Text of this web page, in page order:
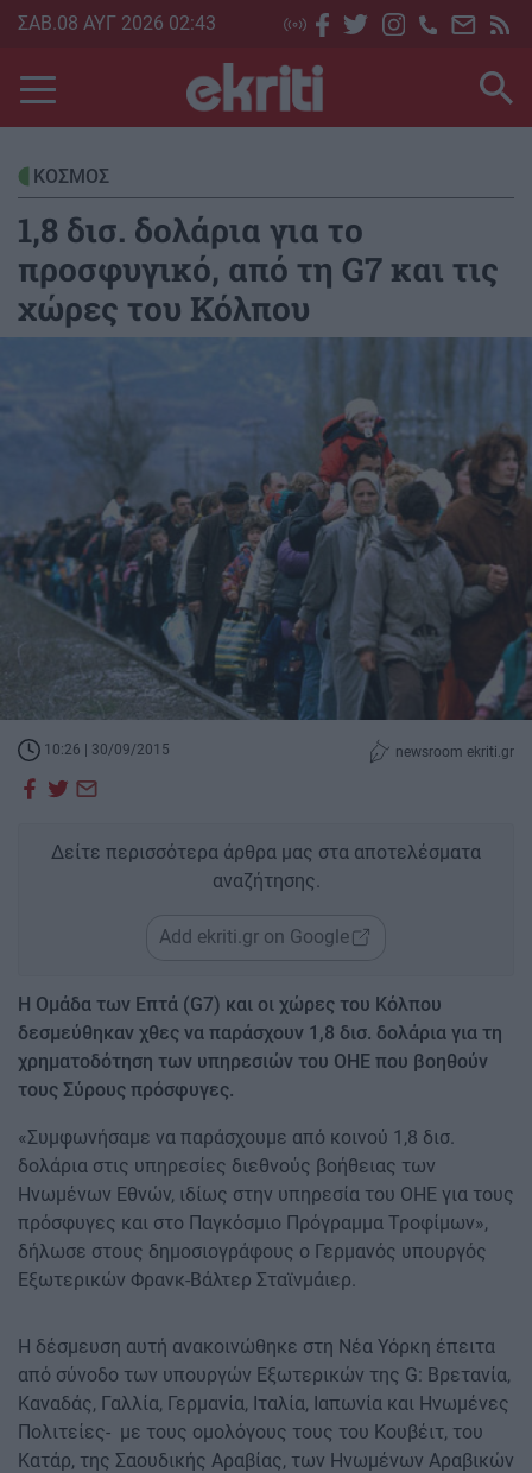
Skip
main
content
ΣΑΒ.08 ΑΥΓ 2026 02:43
ΚΟΣΜΟΣ
1,8 δισ. δολάρια για το
προσφυγικό, από τη G7 και τις
χώρες του Κόλπου
10:26 | 30/09/2015 newsroom ekriti.gr
Δείτε περισσότερα άρθρα μας στα αποτελέσματα
αναζήτησης.
Add ekriti.gr on Google
Η Ομάδα των Επτά (G7) και οι χώρες του Κόλπου
δεσμεύθηκαν χθες να παράσχουν 1,8 δισ. δολάρια για τη
χρηματοδότηση των υπηρεσιών του ΟΗΕ που βοηθούν
τους Σύρους πρόσφυγες.
«Συμφωνήσαμε να παράσχουμε από κοινού 1,8 δισ.
δολάρια στις υπηρεσίες διεθνούς βοήθειας των
Ηνωμένων Εθνών, ιδίως στην υπηρεσία του ΟΗΕ για τους
πρόσφυγες και στο Παγκόσμιο Πρόγραμμα Τροφίμων»,
δήλωσε στους δημοσιογράφους ο Γερμανός υπουργός
Εξωτερικών Φρανκ-Βάλτερ Σταϊνμάιερ.
Η δέσμευση αυτή ανακοινώθηκε στη Νέα Υόρκη έπειτα
από σύνοδο των υπουργών Εξωτερικών της G: Βρετανία,
Καναδάς, Γαλλία, Γερμανία, Ιταλία, Ιαπωνία και Ηνωμένες
Πολιτείες- με τους ομολόγους τους του Κουβέιτ, του
Κατάρ, της Σαουδικής Αραβίας, των Ηνωμένων Αραβικών